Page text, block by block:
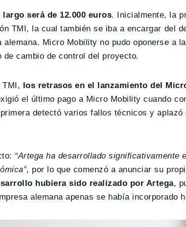
será de 12.000 euros. Inicialmente, la
TMI, la cual también se iba a encargar del
Micro Mobility no pudo oponerse a
cambio de control del proyecto.
TMI, los retrasos en el lanzamiento del
el último pago a Micro Mobility cuando
detectó varios fallos técnicos y aplazó
“Artega ha desarrollado significativamente
, por lo que comenzó a anunciar su
hubiera sido realizado por Artega,
alemana apenas se había incorporado